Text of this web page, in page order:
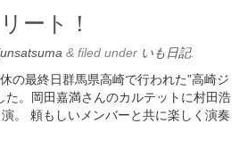
ート！
& filed under いも日記.
の最終日群馬県高崎で行われた”高崎ジ
た。岡田嘉満さんのカルテットに村田浩
。 頼もしいメンバーと共に楽しく演奏